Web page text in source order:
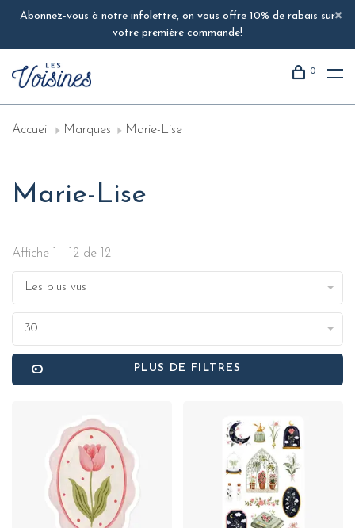
Abonnez-vous à notre infolettre, on vous offre 10% de rabais sur
votre première commande!
0
Accueil Marques Marie-Lise
Marie-Lise
Affiche 1 - 12 de 12
Les plus vus
30
PLUS DE FILTRES